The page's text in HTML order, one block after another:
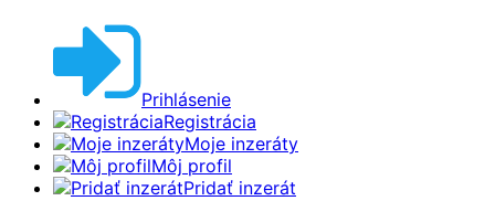
Prihlásenie
Registrácia
Moje inzeráty
Môj profil
Pridať inzerát